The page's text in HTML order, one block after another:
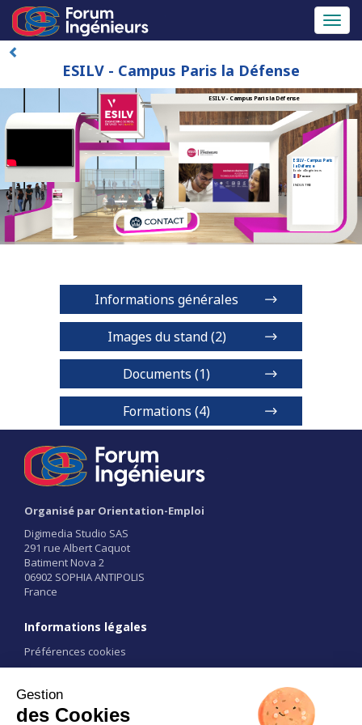
ESILV - Campus Paris la Défense
ESILV - Campus Paris la Défense
ESILV - Campus Paris
la Défense
Ecole d'Ingénieurs
France
INDUSTRIE
Informations générales
Images du stand (2)
Documents (1)
Cycle ingénieur
Formations (4)
Formation d'ingénieur Bac + 5 - bac STI2D
Niveaux de diplôme
BAC+5
Organisé par Orientation-Emploi
Digimedia Studio SAS
291 rue Albert Caquot
Batiment Nova 2
06902 SOPHIA ANTIPOLIS
France
Informations légales
Préférences cookies
CGU